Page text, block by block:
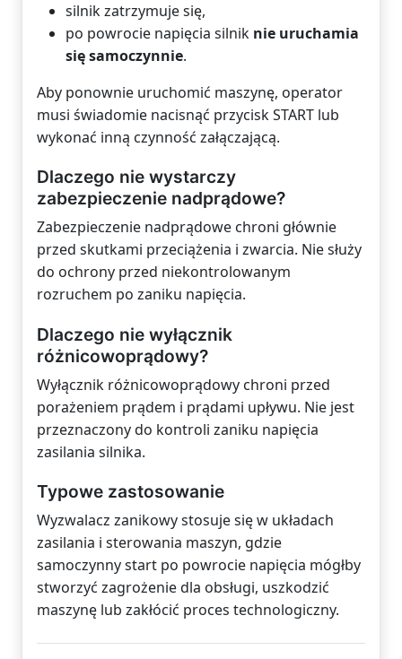
silnik zatrzymuje się,
po powrocie napięcia silnik nie uruchamia
się samoczynnie.
Aby ponownie uruchomić maszynę, operator
musi świadomie nacisnąć przycisk START lub
wykonać inną czynność załączającą.
Dlaczego nie wystarczy
zabezpieczenie nadprądowe?
Zabezpieczenie nadprądowe chroni głównie
przed skutkami przeciążenia i zwarcia. Nie służy
do ochrony przed niekontrolowanym
rozruchem po zaniku napięcia.
Dlaczego nie wyłącznik
różnicowoprądowy?
Wyłącznik różnicowoprądowy chroni przed
porażeniem prądem i prądami upływu. Nie jest
przeznaczony do kontroli zaniku napięcia
zasilania silnika.
Typowe zastosowanie
Wyzwalacz zanikowy stosuje się w układach
zasilania i sterowania maszyn, gdzie
samoczynny start po powrocie napięcia mógłby
stworzyć zagrożenie dla obsługi, uszkodzić
maszynę lub zakłócić proces technologiczny.